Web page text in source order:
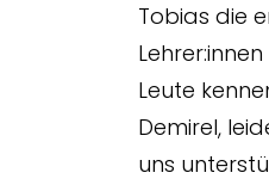
Tobias die
Leute
Demirel,
uns